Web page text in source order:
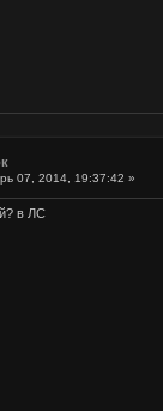
07, 2014, 19:37:42 »
в ЛС